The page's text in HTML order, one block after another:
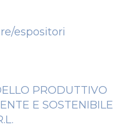
espositori
PRODUTTIVO
E SOSTENIBILE